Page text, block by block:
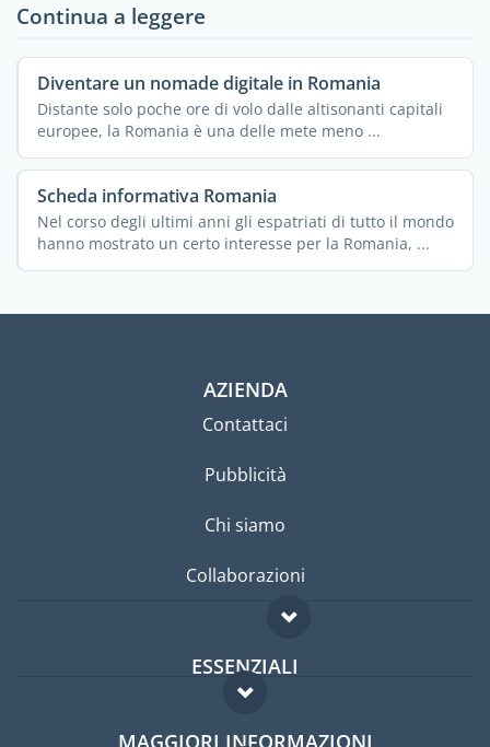
Continua a leggere
Diventare un nomade digitale in Romania
Distante solo poche ore di volo dalle altisonanti capitali
europee, la Romania è una delle mete meno ...
Scheda informativa Romania
Nel corso degli ultimi anni gli espatriati di tutto il mondo
hanno mostrato un certo interesse per la Romania, ...
AZIENDA
Contattaci
Pubblicità
Chi siamo
Collaborazioni
ESSENZIALI
Forum per expat
MAGGIORI INFORMAZIONI